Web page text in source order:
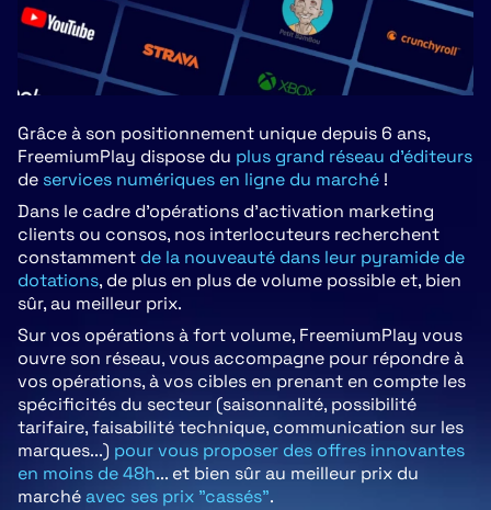
Grâce à son positionnement unique depuis 6 ans,
FreemiumPlay dispose du plus grand réseau d'éditeurs
de services numériques en ligne du marché !
Dans le cadre d'opérations d'activation marketing
clients ou consos, nos interlocuteurs recherchent
constamment de la nouveauté dans leur pyramide de
dotations, de plus en plus de volume possible et, bien
sûr, au meilleur prix.
Sur vos opérations à fort volume, FreemiumPlay vous
ouvre son réseau, vous accompagne pour répondre à
vos opérations, à vos cibles en prenant en compte les
spécificités du secteur (saisonnalité, possibilité
tarifaire, faisabilité technique, communication sur les
marques...) pour vous proposer des offres innovantes
en moins de 48h... et bien sûr au meilleur prix du
marchéavec ses prix "cassés".